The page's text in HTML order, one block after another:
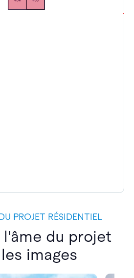
PROJET RÉSIDENTIEL
du projet
images